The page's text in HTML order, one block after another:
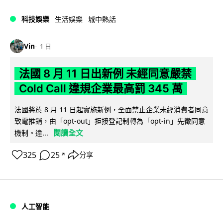
科技娛樂 生活娛樂 城中熱話
Vin 1 日
法國 8 月 11 日出新例 未經同意嚴禁
Cold Call 違規企業最高罰 345 萬
法國將於 8 月 11 日起實施新例，全面禁止企業未經消費者同意
致電推銷，由「opt-out」拒接登記制轉為「opt-in」先徵同意
機制。違...
閱讀全文
325 25 ↗ 分享
人工智能